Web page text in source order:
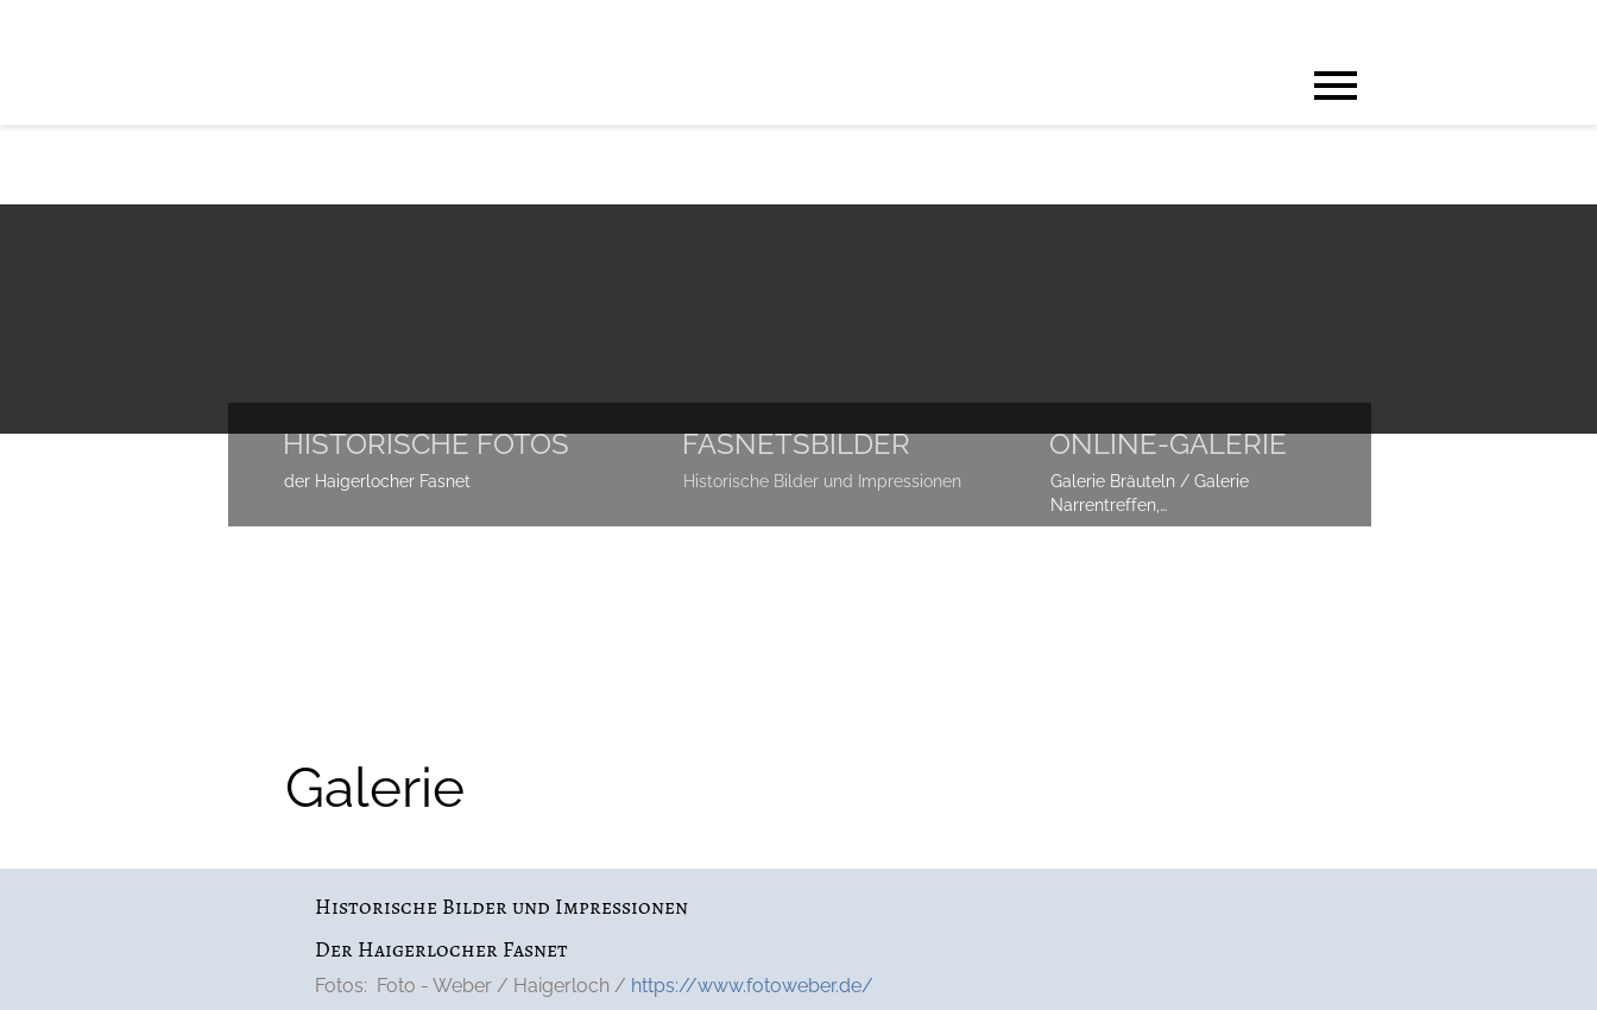
Galerie
Historische Bilder und Impressionen
Der Haigerlocher Fasnet
Fotos:  Foto - Weber / Haigerloch / https://www.fotoweber.de/
HISTORISCHE FOTOS
der Haigerlocher Fasnet
FASNETSBILDER
Historische Bilder und Impressionen
ONLINE-GALERIE
Galerie Bräuteln / Galerie
Narrentreffen,…